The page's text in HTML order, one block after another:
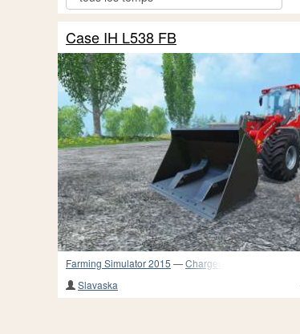
Case IH L538 FB
Farming Simulator 2015 —Chargeuses sur pneus
Slavaska